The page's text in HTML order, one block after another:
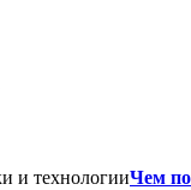
Чем